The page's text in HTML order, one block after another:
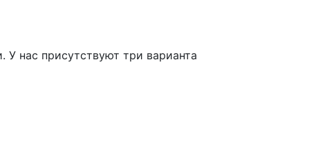
У нас присутствуют три варианта